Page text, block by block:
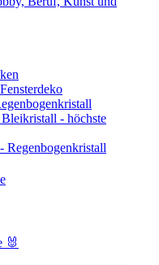
- höchste
Regenbogenkristall
🐰